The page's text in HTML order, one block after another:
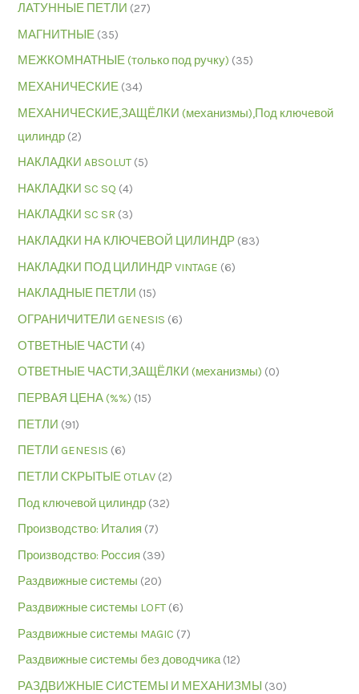
ЛАТУННЫЕ ПЕТЛИ (27)
МАГНИТНЫЕ (35)
МЕЖКОМНАТНЫЕ (только под ручку) (35)
МЕХАНИЧЕСКИЕ (34)
МЕХАНИЧЕСКИЕ,ЗАЩЁЛКИ (механизмы),Под ключевой
цилиндр (2)
НАКЛАДКИ ABSOLUT (5)
НАКЛАДКИ SC SQ (4)
НАКЛАДКИ SC SR (3)
НАКЛАДКИ НА КЛЮЧЕВОЙ ЦИЛИНДР (83)
НАКЛАДКИ ПОД ЦИЛИНДР VINTAGE (6)
НАКЛАДНЫЕ ПЕТЛИ (15)
ОГРАНИЧИТЕЛИ GENESIS (6)
ОТВЕТНЫЕ ЧАСТИ (4)
ОТВЕТНЫЕ ЧАСТИ,ЗАЩЁЛКИ (механизмы) (0)
ПЕРВАЯ ЦЕНА (%%) (15)
ПЕТЛИ (91)
ПЕТЛИ GENESIS (6)
ПЕТЛИ СКРЫТЫЕ OTLAV (2)
Под ключевой цилиндр (32)
Производство: Италия (7)
Производство: Россия (39)
Раздвижные системы (20)
Раздвижные системы LOFT (6)
Раздвижные системы MAGIC (7)
Раздвижные системы без доводчика (12)
РАЗДВИЖНЫЕ СИСТЕМЫ И МЕХАНИЗМЫ (30)